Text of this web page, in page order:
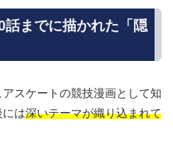
話までに描かれた「隠
アスケートの競技漫画として知
には深いテーマが織り込まれて